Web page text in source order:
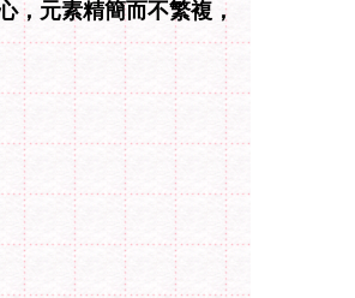
，元素精簡而不繁複，